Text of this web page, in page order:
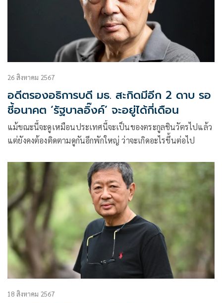
26 สิงหาคม 2567
อดีตรองอธิการบดี มธ. สะกิดมีอีก 2 ดาบ รอ
ชี้อนาคต ‘รัฐบาลอิ๊งค์’ จะอยู่ได้กี่เดือน
แม้ขณะนี้จะดูเหมือนประเทศนี้จะเป็นของตระกูลชินวัตรไปแล้ว
แต่ยังคงต้องติดตามดูกันอีกพักใหญ่ ว่าจะเกิดอะไรขึ้นต่อไป
18 สิงหาคม 2567